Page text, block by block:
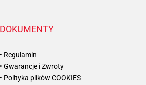
DOKUMENTY
• Regulamin
• Gwarancje i Zwroty
• Polityka plików COOKIES